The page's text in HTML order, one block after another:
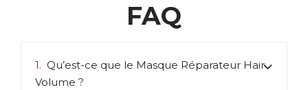
FAQ
1. Qu’est-ce que le Masque Réparateur Hair
Volume ?